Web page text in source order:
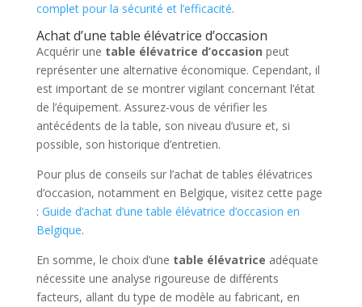
complet pour la sécurité et l’efficacité.
Achat d’une table élévatrice d’occasion
Acquérir une table élévatrice d’occasion peut
représenter une alternative économique. Cependant, il
est important de se montrer vigilant concernant l’état
de l’équipement. Assurez-vous de vérifier les
antécédents de la table, son niveau d’usure et, si
possible, son historique d’entretien.
Pour plus de conseils sur l’achat de tables élévatrices
d’occasion, notamment en Belgique, visitez cette page
: Guide d’achat d’une table élévatrice d’occasion en
Belgique.
En somme, le choix d’une table élévatrice adéquate
nécessite une analyse rigoureuse de différents
facteurs, allant du type de modèle au fabricant, en